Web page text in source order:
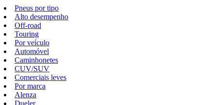
Pneus por tipo
Alto desempenho
Off-road
Touring
Por veículo
Automóvel
Caminhonetes
CUV/SUV
Comerciais leves
Por marca
Alenza
Dueler